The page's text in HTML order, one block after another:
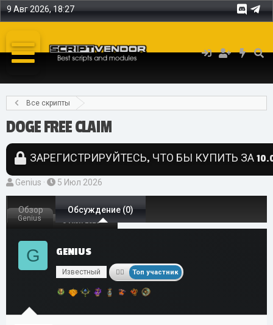
9 Авг 2026, 18:27
Все скрипты
DOGE FREE CLAIM
ЗАРЕГИСТРИРУЙТЕСЬ, ЧТО БЫ КУПИТЬ ЗА
А
в
т
о
е
Genius
Д
а
т
а
а
ч
а
л
5 Июл 2026
Обзор Обсуждение (0)
Genius 5 Июл 2026
G GENIUS
Известный Топ участник